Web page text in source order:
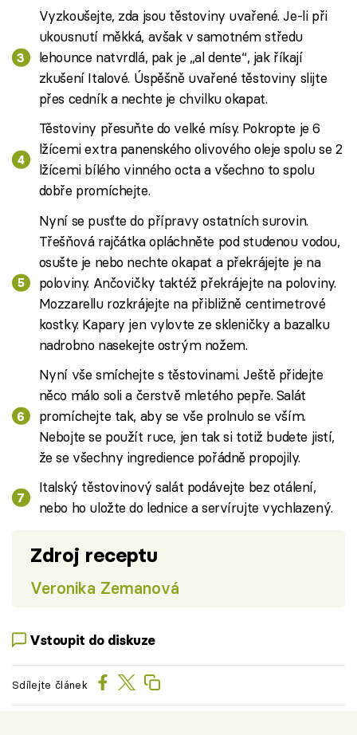
Vyzkoušejte, zda jsou těstoviny uvařené. Je-li při
ukousnutí měkká, avšak v samotném středu
lehounce natvrdlá, pak je „al dente“, jak říkají
zkušení Italové. Úspěšně uvařené těstoviny slijte
přes cedník a nechte je chvilku okapat.
Těstoviny přesuňte do velké mísy. Pokropte je 6
lžícemi extra panenského olivového oleje spolu se 2
lžícemi bílého vinného octa a všechno to spolu
dobře promíchejte.
Nyní se pusťte do přípravy ostatních surovin.
Třešňová rajčátka opláchněte pod studenou vodou,
osušte je nebo nechte okapat a překrájejte je na
poloviny. Ančovičky taktéž překrájejte na poloviny.
Mozzarellu rozkrájejte na přibližně centimetrové
kostky. Kapary jen vylovte ze skleničky a bazalku
nadrobno nasekejte ostrým nožem.
Nyní vše smíchejte s těstovinami. Ještě přidejte
něco málo soli a čerstvě mletého pepře. Salát
promíchejte tak, aby se vše prolnulo se vším.
Nebojte se použít ruce, jen tak si totiž budete jistí,
že se všechny ingredience pořádně propojily.
Italský těstovinový salát podávejte bez otálení,
nebo ho uložte do lednice a servírujte vychlazený.
Zdroj receptu
Veronika Zemanová
Vstoupit do diskuze
Sdílejte článek